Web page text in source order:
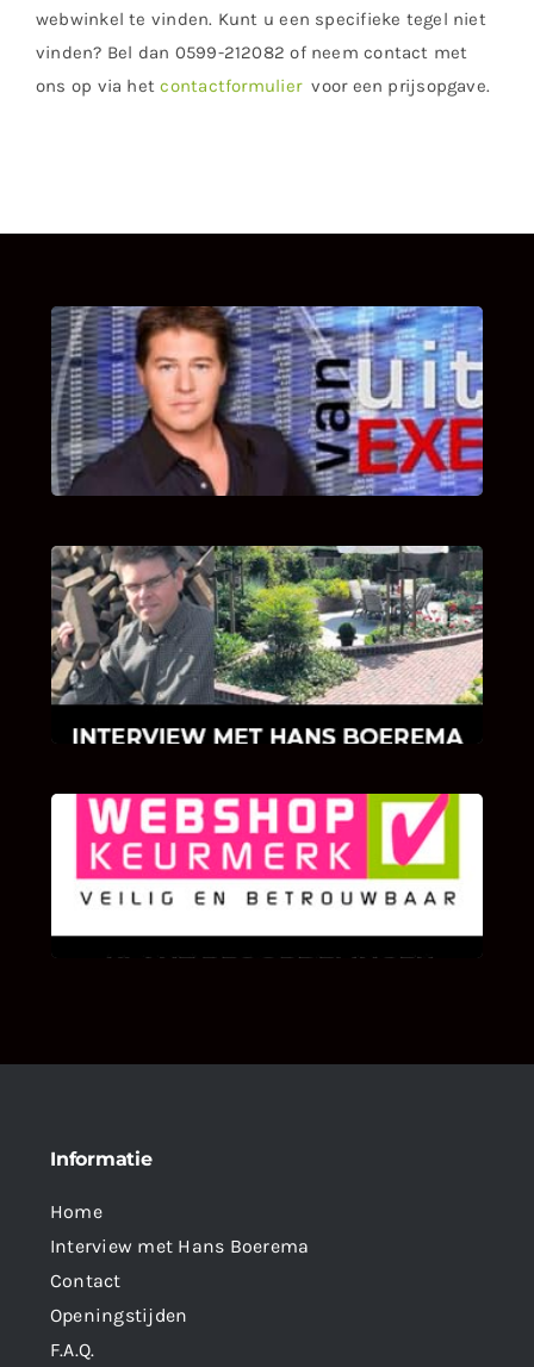
webwinkel te vinden. Kunt u een specifieke tegel niet
vinden? Bel dan 0599-212082 of neem contact met
ons op via hetcontactformuliervoor een prijsopgave.
UITSTEL VAN EXECUTIE
Bekijk hier de fragmenten van de deelname
van Bricks and Stones aan dit programma.
INTERVIEW MET HANS BOEREMA
Hoe Bricks and Stones ontstaan is en wat
Hans Boerema motiveert in de wereld van
klinkers en tegels!
KLANT BEOORDELINGEN
We zijn er zeer op gesteld om te weten wat u
als klant van ons en onze diensten vindt.
Informatie
Home
Interview met Hans Boerema
Contact
Openingstijden
F.A.Q.